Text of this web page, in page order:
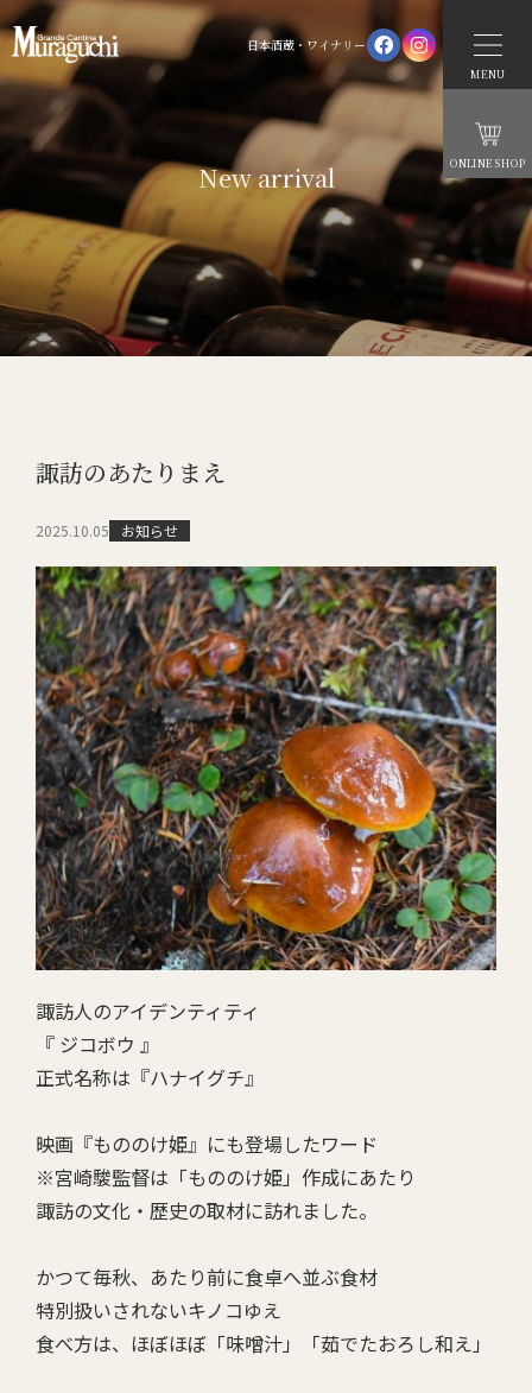
日本酒蔵・ワイナリー
MENU
ONLINE SHOP
New arrival
諏訪のあたりまえ
2025.10.05 お知らせ
諏訪人のアイデンティティ
『 ジコボウ 』
正式名称は『ハナイグチ』
映画『もののけ姫』にも登場したワード
※宮崎駿監督は「もののけ姫」作成にあたり
諏訪の文化・歴史の取材に訪れました。
かつて毎秋、あたり前に食卓へ並ぶ食材
特別扱いされないキノコゆえ
食べ方は、ほぼほぼ「味噌汁」「茹でたおろし和え」